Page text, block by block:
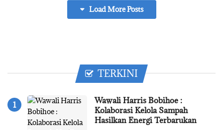
Load More Posts
TERKINI
Wawali Harris Bobihoe :
Kolaborasi Kelola Sampah
Hasilkan Energi Terbarukan